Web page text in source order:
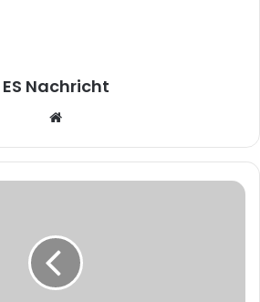
ES Nachricht
b
s
e